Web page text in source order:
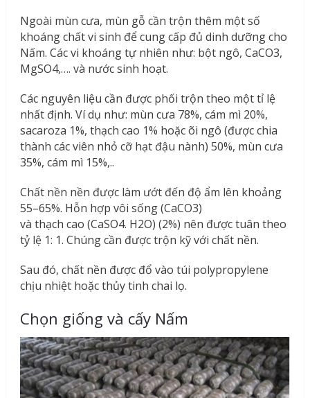
Ngoài mùn cưa, mùn gỗ cần trộn thêm một số
khoáng chất vi sinh để cung cấp đủ dinh dưỡng cho
Nấm. Các vi khoáng tự nhiên như: bột ngô, CaCO3,
MgSO4,…. và nước sinh hoạt.
Các nguyên liệu cần được phối trộn theo một tỉ lệ
nhất định. Ví dụ như: mùn cưa 78%, cám mì 20%,
sacaroza 1%, thạch cao 1% hoặc õi ngô (được chia
thành các viên nhỏ cỡ hạt đậu nành) 50%, mùn cưa
35%, cám mì 15%,..
Chất nền nền được làm ướt đến độ ẩm lên khoảng
55–65%. Hỗn hợp vôi sống (CaCO3)
và thạch cao (CaSO4. H2O) (2%) nên được tuân theo
tỷ lệ 1: 1. Chúng cần được trộn kỹ với chất nền.
Sau đó, chất nền được đổ vào túi polypropylene
chịu nhiệt hoặc thủy tinh chai lọ.
Chọn giống và cấy Nấm